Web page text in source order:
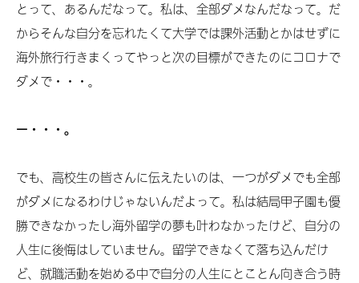
とって、あるんだなって。私は、全部ダメなんだなって。だ
からそんな自分を忘れたくて大学では課外活動とかはせずに
海外旅行行きまくってやっと次の目標ができたのにコロナで
ダメで・・・。
ー・・・。
でも、高校生の皆さんに伝えたいのは、一つがダメでも全部
がダメになるわけじゃないんだよって。私は結局甲子園も優
勝できなかったし海外留学の夢も叶わなかったけど、自分の
人生に後悔はしていません。留学できなくて落ち込んだけ
ど、就職活動を始める中で自分の人生にとことん向き合う時